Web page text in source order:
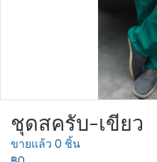
ชุดสครับ-เขียว
ขายแล้ว 0 ชิ้น